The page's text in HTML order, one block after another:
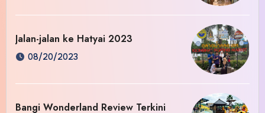
Jalan-jalan ke Hatyai 2023
08/20/2023
Bangi Wonderland Review Terkini